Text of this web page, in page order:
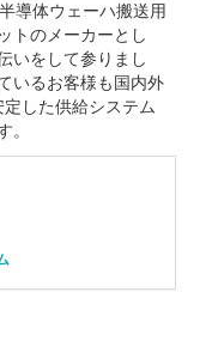
導体ウェーハ搬送用
トのメーカーとし
いをして参りまし
いるお客様も国内外
した供給システム
。